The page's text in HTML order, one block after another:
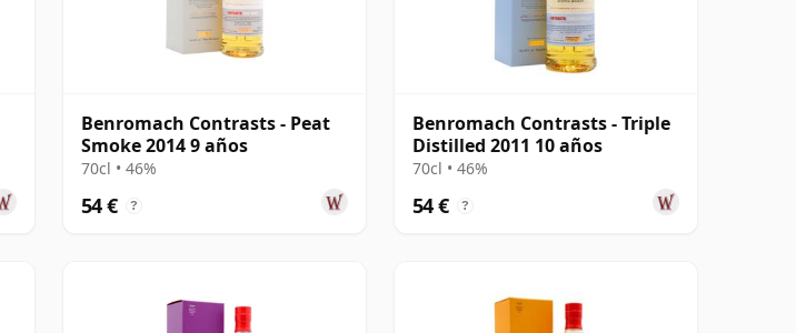
Benromach Contrasts - Peat
Smoke 2014 9 años
70cl • 46%
54 € ?
Benromach Contrasts - Triple
Distilled 2011 10 años
70cl • 46%
54 € ?